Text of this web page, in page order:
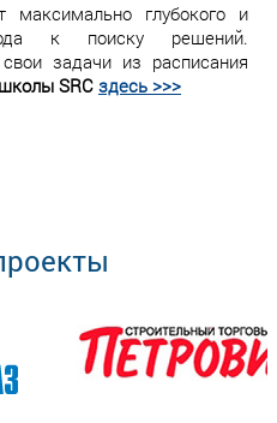
максимально глубокого и
к поиску решений.
задачи из расписания
SRC здесь >>>